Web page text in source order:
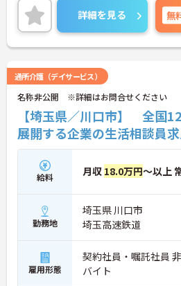
詳細を見る 無
通所介護（デイサービス）
名称非公開 ※詳細はお問合せください
【埼玉県／川口市】 全国
展開する企業の生活相談員
給料 月収 18.0万円～以上
勤務地
埼玉県 川口市
埼玉高速鉄道
雇用形態
契約社員・嘱託社員
バイト